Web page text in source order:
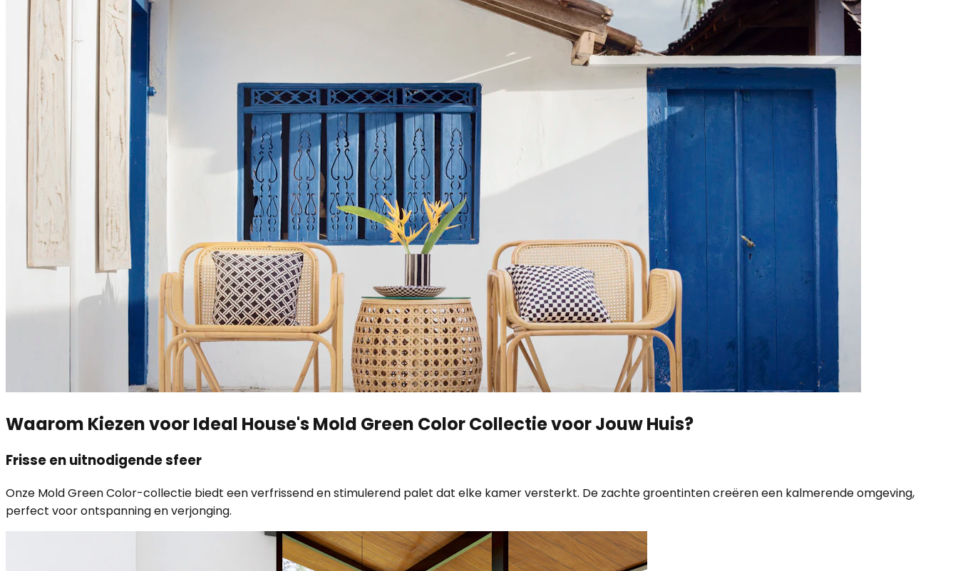
Waarom Kiezen voor Ideal House's Mold Green Color Collectie voor Jouw Huis?
Frisse en uitnodigende sfeer
Onze Mold Green Color-collectie biedt een verfrissend en stimulerend palet dat elke kamer versterkt. De zachte groentinten creëren een kalmerende omgeving,
perfect voor ontspanning en verjonging.